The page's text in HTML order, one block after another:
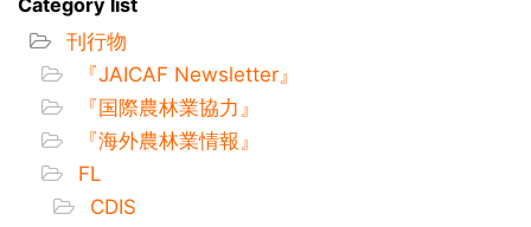
Category list
刊行物
『JAICAF Newsletter』
『国際農林業協力』
『海外農林業情報』
FL
CDIS